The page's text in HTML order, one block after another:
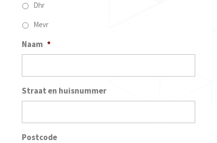
Dhr
Mevr
Naam *
Straat en huisnummer
Postcode